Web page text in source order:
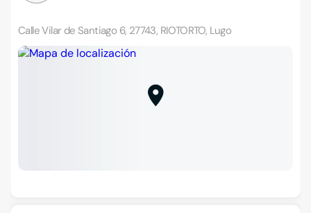
Calle Vilar de Santiago 6, 27743, RIOTORTO, Lugo